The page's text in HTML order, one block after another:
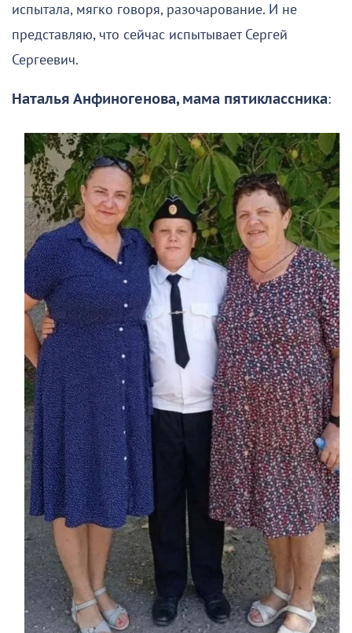
испытала, мягко говоря, разочарование. И не
представляю, что сейчас испытывает Сергей
Сергеевич.
Наталья Анфиногенова, мама пятиклассника: